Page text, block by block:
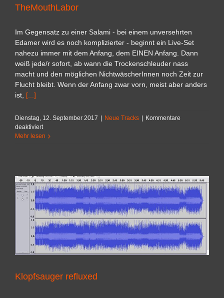
TheMouthLabor
Im Gegensatz zu einer Salami - bei einem unversehrten
Edamer wird es noch komplizierter - beginnt ein Live-Set
nahezu immer mit dem Anfang, dem EINEN Anfang. Dann
weiß jede/r sofort, ab wann die Trockenschleuder nass
macht und den möglichen NichtwäscherInnen noch Zeit zur
Flucht bleibt. Wenn der Anfang zwar vorn, meist aber anders
ist, [...]
Dienstag, 12. September 2017 | Neue Tracks | Kommentare
deaktiviertfür
TheMouthLabor
Mehr lesen
Klopfsauger refluxed